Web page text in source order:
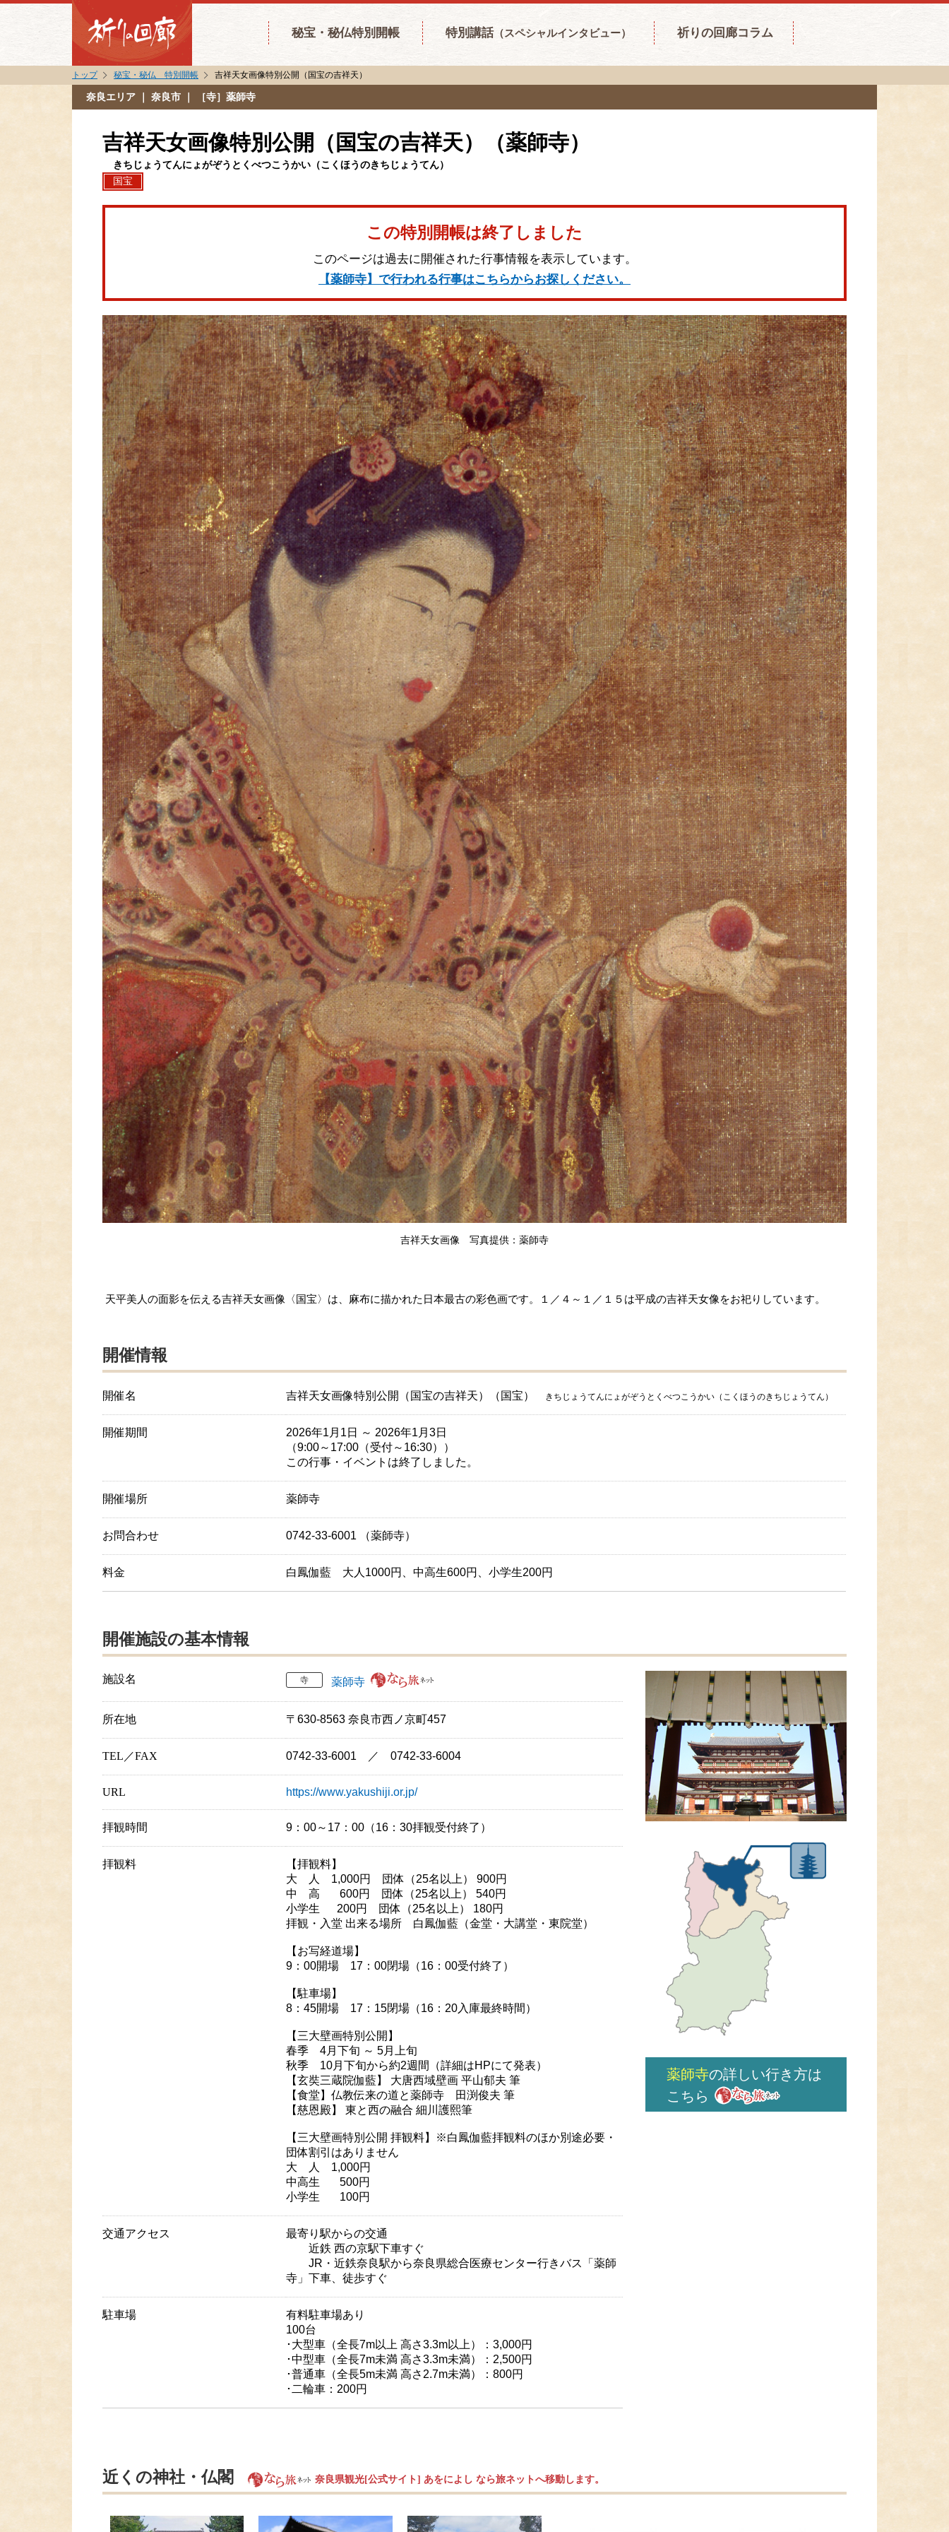
秘宝・秘仏特別開帳 特別講話（スペシャルインタビュー） 祈りの回廊コラム
トップ 秘宝・秘仏 特別開帳 吉祥天女画像特別公開（国宝の吉祥天）
奈良エリア ｜ 奈良市 ｜ ［寺］薬師寺
吉祥天女画像特別公開（国宝の吉祥天）（薬師寺）
きちじょうてんにょがぞうとくべつこうかい（こくほうのきちじょうてん）
国宝
この特別開帳は終了しました
このページは過去に開催された行事情報を表示しています。
【薬師寺】で行われる行事はこちらからお探しください。
吉祥天女画像 写真提供：薬師寺
天平美人の面影を伝える吉祥天女画像〈国宝〉は、麻布に描かれた日本最古の彩色画です。１／４～１／１５は平成の吉祥天女像をお祀りしています。
開催情報
開催名 吉祥天女画像特別公開（国宝の吉祥天）（国宝） きちじょうてんにょがぞうとくべつこうかい（こくほうのきちじょうてん）
開催期間
2026年1月1日 ～ 2026年1月3日
（9:00～17:00（受付～16:30））
この行事・イベントは終了しました。
開催場所 薬師寺
お問合わせ 0742-33-6001 （薬師寺）
料金 白鳳伽藍 大人1000円、中高生600円、小学生200円
開催施設の基本情報
施設名 寺 薬師寺
所在地 〒630-8563 奈良市西ノ京町457
TEL／FAX 0742-33-6001 ／ 0742-33-6004
URL https://www.yakushiji.or.jp/
拝観時間 9：00～17：00（16：30拝観受付終了）
拝観料
【拝観料】
大 人 1,000円 団体（25名以上） 900円
中 高 600円 団体（25名以上） 540円
小学生 200円 団体（25名以上） 180円
拝観・入堂 出来る場所 白鳳伽藍（金堂・大講堂・東院堂）
【お写経道場】
9：00開場 17：00閉場（16：00受付終了）
【駐車場】
8：45開場 17：15閉場（16：20入庫最終時間）
【三大壁画特別公開】
春季 4月下旬 ～ 5月上旬
秋季 10月下旬から約2週間（詳細はHPにて発表）
【玄奘三蔵院伽藍】 大唐西域壁画 平山郁夫 筆
【食堂】仏教伝来の道と薬師寺 田渕俊夫 筆
【慈恩殿】 東と西の融合 細川護熙筆
【三大壁画特別公開 拝観料】※白鳳伽藍拝観料のほか別途必要・
団体割引はありません
大 人 1,000円
中高生 500円
小学生 100円
交通アクセス
最寄り駅からの交通
近鉄 西の京駅下車すぐ
JR・近鉄奈良駅から奈良県総合医療センター行きバス「薬師
寺」下車、徒歩すぐ
駐車場
有料駐車場あり
100台
･大型車（全長7m以上 高さ3.3m以上）：3,000円
･中型車（全長7m未満 高さ3.3m未満）：2,500円
･普通車（全長5m未満 高さ2.7m未満）：800円
･二輪車：200円
薬師寺の詳しい行き方は
こちら
近くの神社・仏閣 奈良県観光[公式サイト] あをによし なら旅ネットへ移動します。